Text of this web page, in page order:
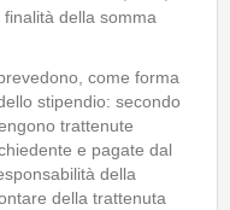
della somma
come forma
stipendio: secondo
trattenute
e pagate dal
della
della trattenuta